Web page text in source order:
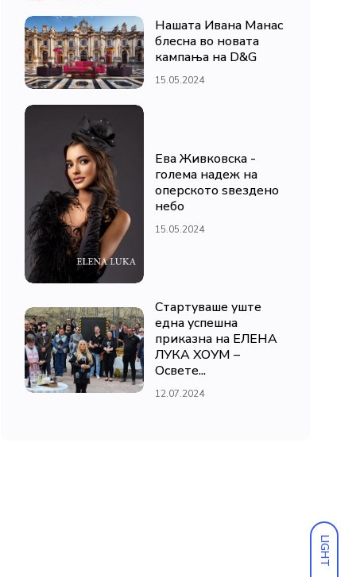
LIGHT
Нашата Ивана Манас
блесна во новата
кампања на D&G
15.05.2024
Ева Живковска -
голема надеж на
оперското ѕвездено
небо
15.05.2024
Стартуваше уште
една успешна
приказна на ЕЛЕНА
ЛУКА ХОУМ –
Освете...
12.07.2024